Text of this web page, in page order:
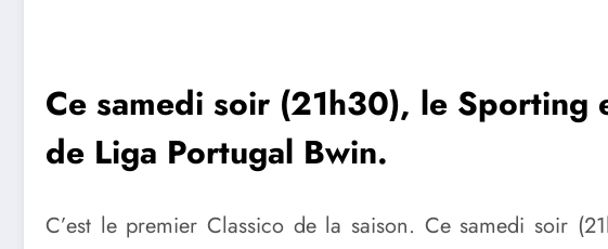
Ce samedi soir (21h30), le Sporting
de Liga Portugal Bwin.
C’est le premier Classico de la saison. Ce samedi soir